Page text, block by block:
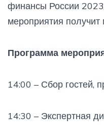
финансы России
мероприятия получит
Программа
14:00 – Сбор гостей,
14:30 – Экспертная